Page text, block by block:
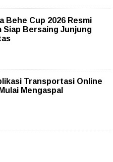
Behe Cup 2026 Resmi
Siap Bersaing Junjung
Transportasi Online
Mengaspal